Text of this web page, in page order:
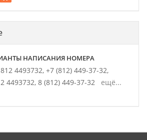
НАПИСАНИЯ НОМЕРА
4493732, +7 (812) 449-37-32,
4493732, 8 (812) 449-37-32 ещё...